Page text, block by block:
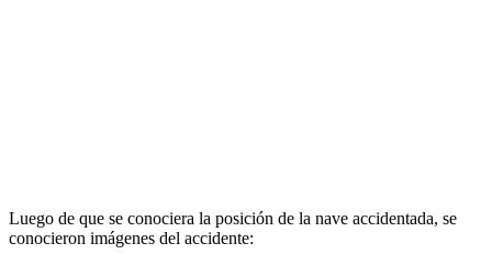
Luego de que se conociera la posición de la nave accidentada, se
conocieron imágenes del accidente: